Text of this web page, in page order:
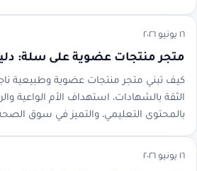
١٦ يونيو ٢٠٢٦
متجر منتجات عضوية على سلة: دليل
كيف تبني متجر منتجات عضوية وطبيعية
الثقة بالشهادات، استهداف الأم الواعية
بالمحتوى التعليمي، والتميز في سوق
١٦ يونيو ٢٠٢٦